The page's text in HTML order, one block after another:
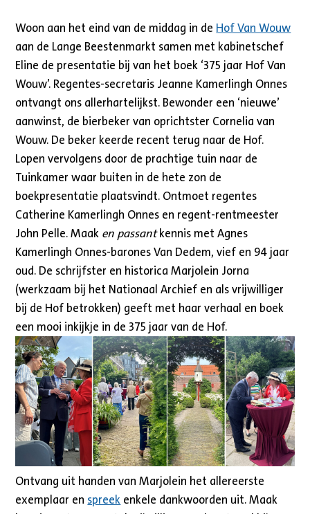
Woon aan het eind van de middag in de Hof Van Wouw
aan de Lange Beestenmarkt samen met kabinetschef
Eline de presentatie bij van het boek ‘375 jaar Hof Van
Wouw’. Regentes-secretaris Jeanne Kamerlingh Onnes
ontvangt ons allerhartelijkst. Bewonder een ‘nieuwe’
aanwinst, de bierbeker van oprichtster Cornelia van
Wouw. De beker keerde recent terug naar de Hof.
Lopen vervolgens door de prachtige tuin naar de
Tuinkamer waar buiten in de hete zon de
boekpresentatie plaatsvindt. Ontmoet regentes
Catherine Kamerlingh Onnes en regent-rentmeester
John Pelle. Maak en passantkennis met Agnes
Kamerlingh Onnes-barones Van Dedem, vief en 94 jaar
oud. De schrijfster en historica Marjolein Jorna
(werkzaam bij het Nationaal Archief en als vrijwilliger
bij de Hof betrokken) geeft met haar verhaal en boek
een mooi inkijkje in de 375 jaar van de Hof.
Ontvang uit handen van Marjolein het allereerste
exemplaar en spreek enkele dankwoorden uit. Maak